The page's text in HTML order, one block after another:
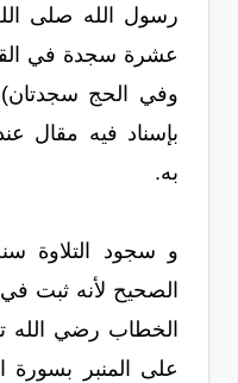
رسول الله صلى
عشرة سجدة في
وفي الحج
بإسناد فيه مقال
به.
و سجود التلاوة
الصحيح لأنه ثبت
الخطاب رضي الله
على المنبر بسورة